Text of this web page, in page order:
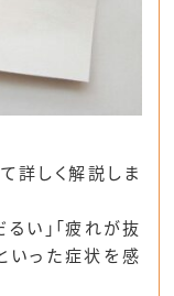
詳しく解説しま
い」「疲れが抜
いった症状を感